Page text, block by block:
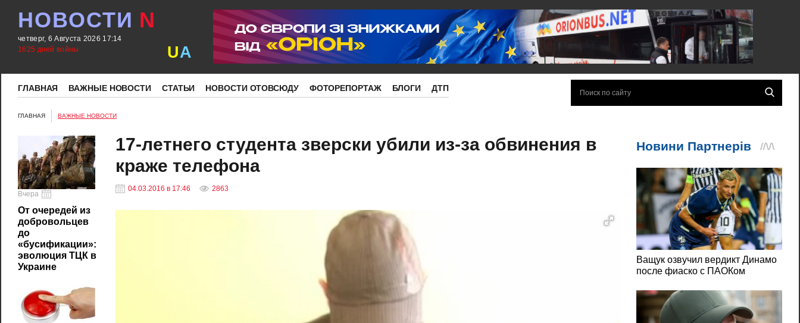
НОВОСТИ N
четверг, 6 Августа 2026 17:14
1625 дней войны
UA
ГЛАВНАЯ ВАЖНЫЕ НОВОСТИ СТАТЬИ НОВОСТИ ОТОВСЮДУ ФОТОРЕПОРТАЖ БЛОГИ ДТП
ГЛАВНАЯ ВАЖНЫЕ НОВОСТИ
Вчера
От очередей из
добровольцев
до
«бусификации»:
эволюция ТЦК в
Украине
17-летнего студента зверски убили из-за обвинения в
краже телефона
04.03.2016 в 17:46 2863